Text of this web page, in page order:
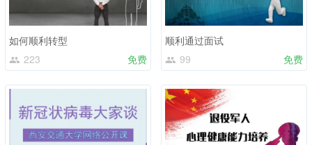
如何顺利转型
223
免费
顺利通过面试
99
免费